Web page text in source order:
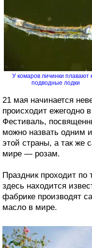
У комаров личинки плавают
подводные лодки
21 мая начинается
происходит ежегодно
Фестиваль,
можно назвать одним
этой страны, а так же
мире — розам.
Праздник проходит
здесь находится
фабрике производят
масло в мире.